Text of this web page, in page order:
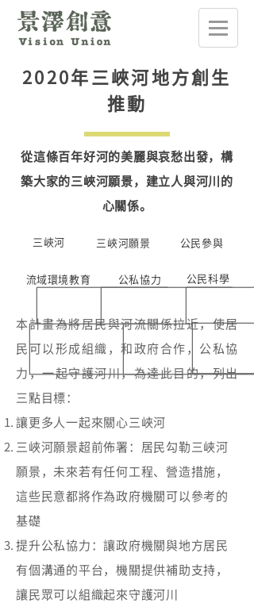
2020年三峽河地方創生
推動
從這條百年好河的美麗與哀愁出發，構
築大家的三峽河願景，建立人與河川的
心關係。
三峽河 三峽河願景 公民參與
流域環境教育 ​公私協力 公民科學
本計畫為將居民與河流關係拉近，使居
民可以形成組織，和政府合作，公私協
力，一起守護河川，為達此目的，列出
三點目標：
讓更多人一起來關心三峽河
三峽河願景超前佈署：居民勾勒三峽河
願景，未來若有任何工程、營造措施，
這些民意都將作為政府機關可以參考的
基礎
提升公私協力：讓政府機關與地方居民
有個溝通的平台，機關提供補助支持，
讓民眾可以組織起來守護河川